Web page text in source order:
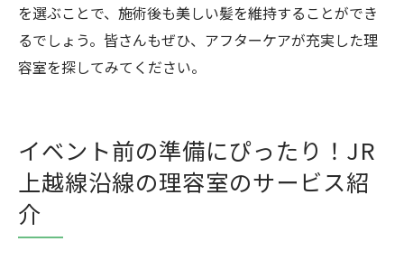
を選ぶことで、施術後も美しい髪を維持することができ
るでしょう。皆さんもぜひ、アフターケアが充実した理
容室を探してみてください。
イベント前の準備にぴったり！JR
上越線沿線の理容室のサービス紹
介